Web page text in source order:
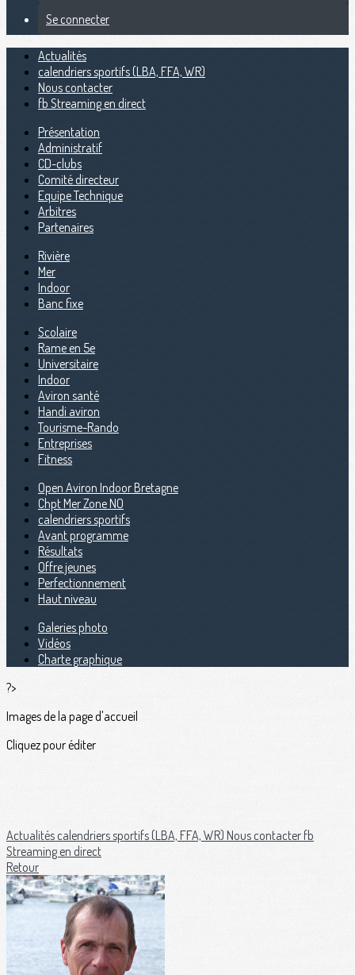
Se connecter
Actualités
calendriers sportifs (LBA, FFA, WR)
Nous contacter
fb Streaming en direct
Présentation
Administratif
CD-clubs
Comité directeur
Equipe Technique
Arbitres
Partenaires
Rivière
Mer
Indoor
Banc fixe
Scolaire
Rame en 5e
Universitaire
Indoor
Aviron santé
Handi aviron
Tourisme-Rando
Entreprises
Fitness
Open Aviron Indoor Bretagne
Chpt Mer Zone NO
calendriers sportifs
Avant programme
Résultats
Offre jeunes
Perfectionnement
Haut niveau
Galeries photo
Vidéos
Charte graphique
?>
Images de la page d'accueil
Cliquez pour éditer
Actualitéscalendriers sportifs (LBA, FFA, WR) Nous contacterfb
Streaming en direct
Retour